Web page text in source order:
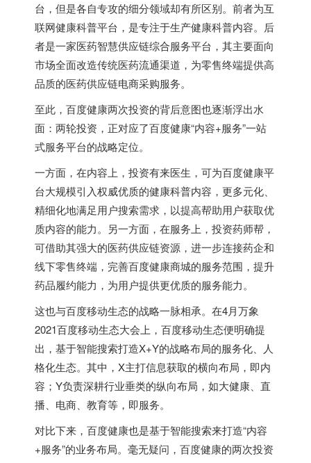
台，但是各自专攻的细分领域却有所区别。前者为互
联网健康科普平台，是专注于生产健康科普内容。后
者是一家医药智慧供应链综合服务平台，其主要面向
市场全面改造传统医药流通渠道，为零售终端提供高
品质的医药供应链电商采购服务。
至此，百度健康两次投资的背后意图也逐渐浮出水
面：两轮投资，正对应了百度健康“内容+服务”一站
式服务平台的战略定位。
一方面，在内容上，投资有来医生，可为百度健康平
台大规模引入权威优质的健康科普内容，更多元化、
精细化地满足用户搜索需求，以提高帮助用户获取优
质内容的能力。另一方面，在服务上，投资药师帮，
可借助其强大的医药供应链资源，进一步连接药企和
线下零售终端，完善百度健康商城的服务范围，提升
药品履约能力，为用户提供更优质的服务能力。
这也与百度移动生态的战略一脉相承。在4月万象
2021百度移动生态大会上，百度移动生态便明确提
出，基于智能搜索打造X+Y的战略布局的服务化、人
格化生态。其中，X主打信息获取的横向布局，即内
容；Y负责深耕行业垂类的纵向布局，如大健康、直
播、电商、教育等，即服务。
对比下来，百度健康也是基于智能搜索来打造“内容
+服务”的业务布局。毫无疑问，百度健康的两次投资